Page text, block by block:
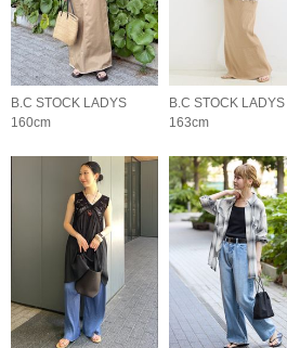
B.C STOCK LADYS
160cm
B.C STOCK LADYS
163cm